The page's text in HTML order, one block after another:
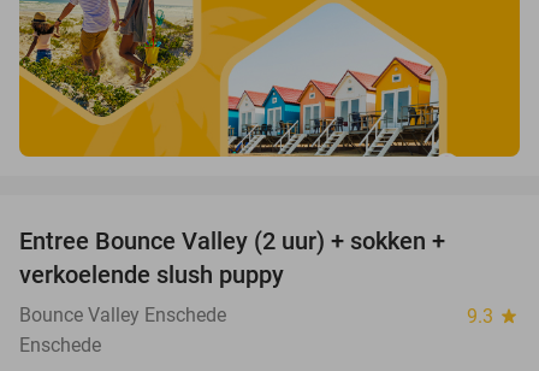
Entree Bounce Valley (2 uur) + sokken +
verkoelende slush puppy
Bounce Valley Enschede 9.3 star
Enschede